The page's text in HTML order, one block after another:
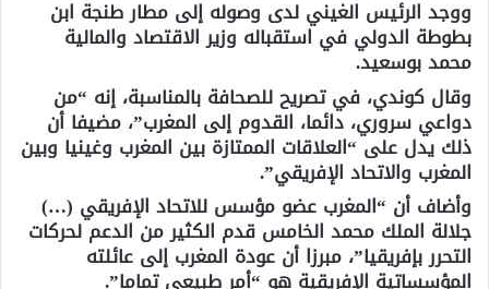
ووجد الرئيس الغيني لدى وصوله إلى مطار طنجة ابن
بطوطة الدولي في استقباله وزير الاقتصاد والمالية
محمد بوسعيد.
وقال كوندي، في تصريح للصحافة بالمناسبة، إنه “من
دواعي سروري، دائما، القدوم إلى المغرب”، مضيفا أن
ذلك يدل على “العلاقات الممتازة بين المغرب وغينيا وبين
المغرب والاتحاد الإفريقي”.
وأضاف أن “المغرب عضو مؤسس للاتحاد الإفريقي (…)
جلالة الملك محمد الخامس قدم الكثير من الدعم لحركات
التحرر بإفريقيا”، مبرزا أن عودة المغرب إلى عائلته
المؤسساتية الإفريقية هو “أمر طبيعي تماما”.